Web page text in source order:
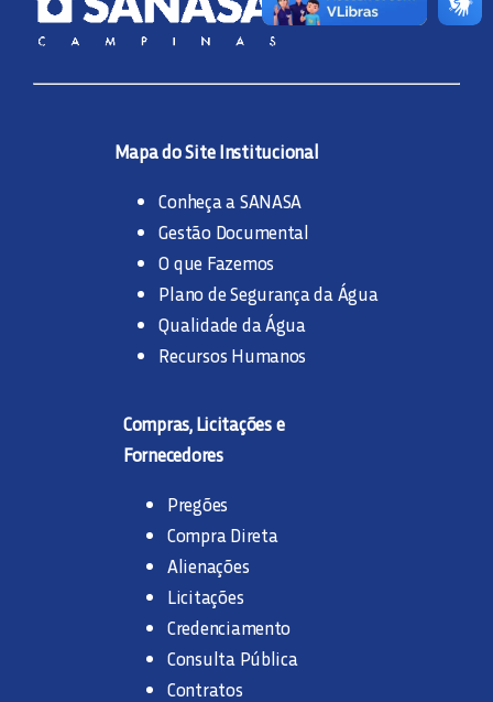
Mapa do Site Institucional
Conheça a SANASA
Gestão Documental
O que Fazemos
Plano de Segurança da Água
Qualidade da Água
Recursos Humanos
Compras, Licitações e
Fornecedores
Pregões
Compra Direta
Alienações
Licitações
Credenciamento
Consulta Pública
Contratos